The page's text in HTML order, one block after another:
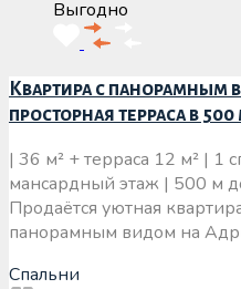
Выгодно
Квартира с
просторная терраса в
| 36 м² + терраса 12 м² | 1
мансардный этаж | 500 м
Продаётся уютная
панорамным видом на
Спальни